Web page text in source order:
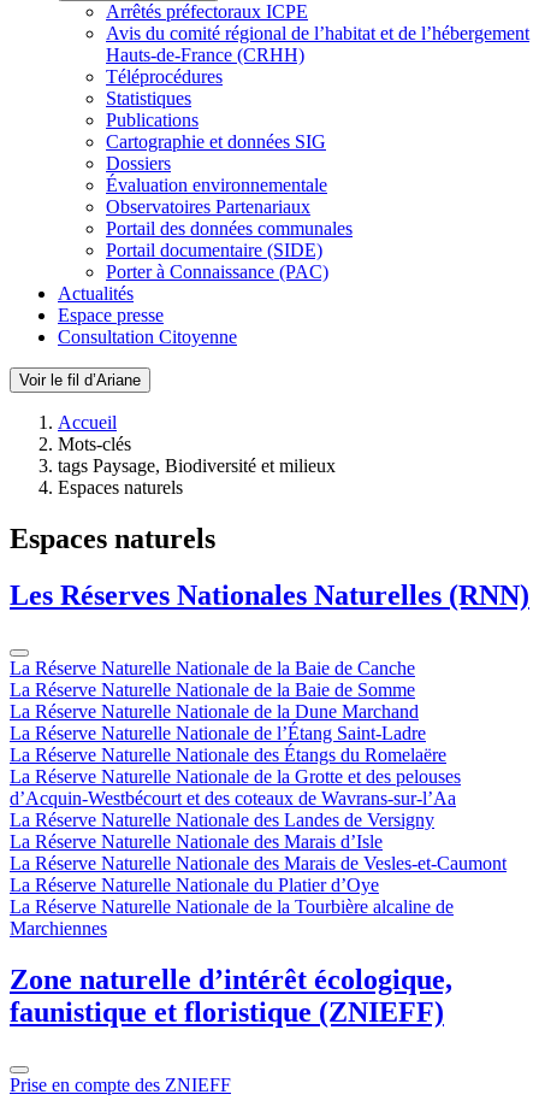
Arrêtés préfectoraux ICPE
Avis du comité régional de l’habitat et de l’hébergement
Hauts-de-France (CRHH)
Téléprocédures
Statistiques
Publications
Cartographie et données SIG
Dossiers
Évaluation environnementale
Observatoires Partenariaux
Portail des données communales
Portail documentaire (SIDE)
Porter à Connaissance (PAC)
Actualités
Espace presse
Consultation Citoyenne
Voir le fil d’Ariane
Accueil
Mots-clés
tags Paysage, Biodiversité et milieux
Espaces naturels
Espaces naturels
Les Réserves Nationales Naturelles (RNN)
La Réserve Naturelle Nationale de la Baie de Canche
La Réserve Naturelle Nationale de la Baie de Somme
La Réserve Naturelle Nationale de la Dune Marchand
La Réserve Naturelle Nationale de l’Étang Saint-Ladre
La Réserve Naturelle Nationale des Étangs du Romelaëre
La Réserve Naturelle Nationale de la Grotte et des pelouses
d’Acquin-Westbécourt et des coteaux de Wavrans-sur-l’Aa
La Réserve Naturelle Nationale des Landes de Versigny
La Réserve Naturelle Nationale des Marais d’Isle
La Réserve Naturelle Nationale des Marais de Vesles-et-Caumont
La Réserve Naturelle Nationale du Platier d’Oye
La Réserve Naturelle Nationale de la Tourbière alcaline de
Marchiennes
Zone naturelle d’intérêt écologique,
faunistique et floristique (ZNIEFF)
Prise en compte des ZNIEFF